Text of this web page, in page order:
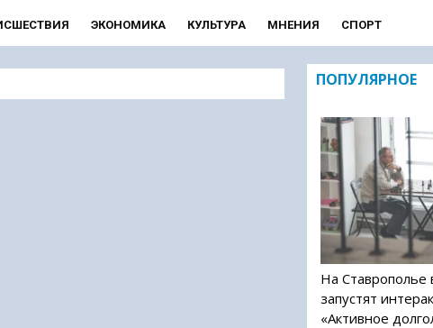
ЭКОНОМИКА КУЛЬТУРА МНЕНИЯ СПОРТ
ПОПУЛЯРНОЕ
На Ставрополье
запустят
«Активное